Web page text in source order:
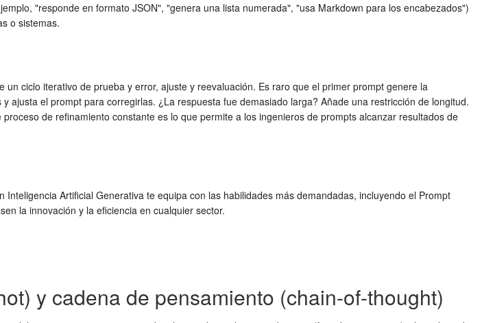
"responde en formato JSON", "genera una lista numerada", "usa Markdown para los encabezados")
o sistemas.
un ciclo iterativo de prueba y error, ajuste y reevaluación. Es raro que el primer prompt genere la
el prompt para corregirlas. ¿La respuesta fue demasiado larga? Añade una restricción de longitud.
de refinamiento constante es lo que permite a los ingenieros de prompts alcanzar resultados de
Artificial Generativa te equipa con las habilidades más demandadas, incluyendo el Prompt
la innovación y la eficiencia en cualquier sector.
y cadena de pensamiento (chain-of-thought)